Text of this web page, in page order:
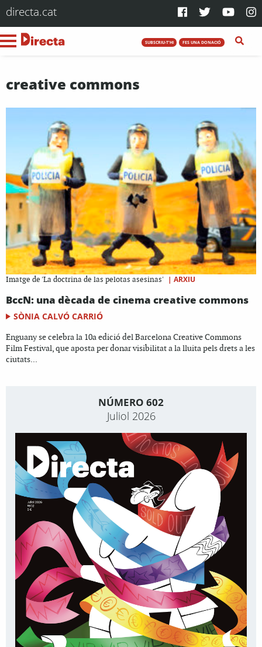
directa.cat
SUBSCRIU-T'HI FES UNA DONACIÓ
creative commons
Imatge de 'La doctrina de las pelotas asesinas' | ARXIU
BccN: una dècada de cinema creative commons
SÒNIA CALVÓ CARRIÓ
Enguany se celebra la 10a edició del Barcelona Creative Commons
Film Festival, que aposta per donar visibilitat a la lluita pels drets a les
ciutats...
NÚMERO 602
Juliol 2026